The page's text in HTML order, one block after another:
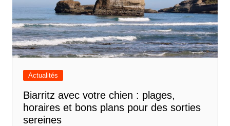
Actualités
Biarritz avec votre chien : plages,
horaires et bons plans pour des sorties
sereines